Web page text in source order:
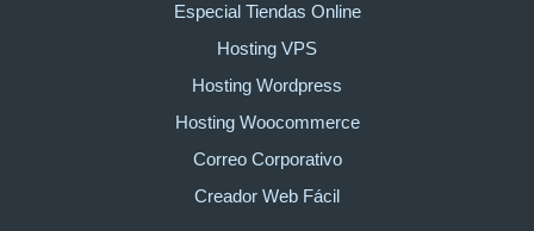
Especial Tiendas Online
Hosting VPS
Hosting Wordpress
Hosting Woocommerce
Correo Corporativo
Creador Web Fácil